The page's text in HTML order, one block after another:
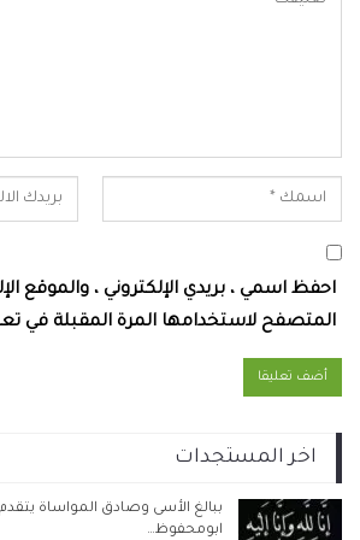
احفظ اسمي ، بريدي الإلكتروني ، والموقع
المتصفح لاستخدامها المرة المقبلة في
اخر المستجدات
ببالغ الأسى وصادق المواساة
ابومحفوظ…